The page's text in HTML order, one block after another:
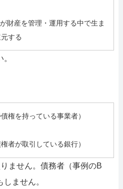
財産を管理・運用する中で生ま
する
権を持っている事業者）
者が取引している銀行）
ません。債務者（事例のB
ません。